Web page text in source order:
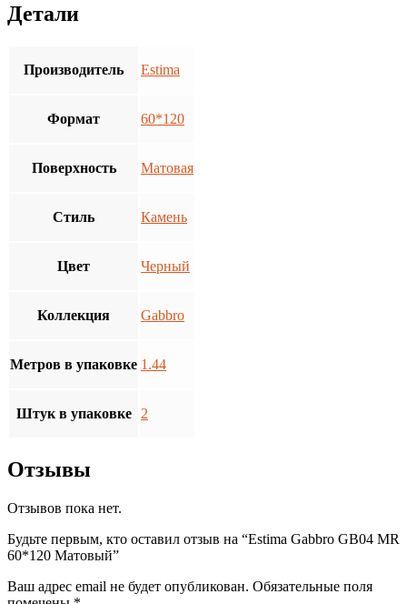
Детали
Производитель Estima
Формат 60*120
Поверхность Матовая
Стиль Камень
Цвет Черный
Коллекция Gabbro
Метров в упаковке 1.44
Штук в упаковке 2
Отзывы
Отзывов пока нет.
Будьте первым, кто оставил отзыв на “Estima Gabbro GB04 MR
60*120 Матовый”
Ваш адрес email не будет опубликован. Обязательные поля